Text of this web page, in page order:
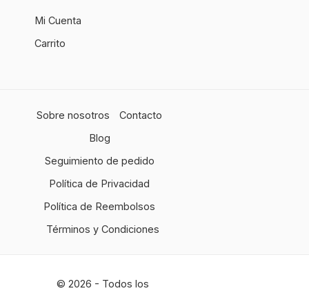
Mi Cuenta
Carrito
Sobre nosotros
Contacto
Blog
Seguimiento de pedido
Política de Privacidad
Política de Reembolsos
Términos y Condiciones
© 2026 - Todos los